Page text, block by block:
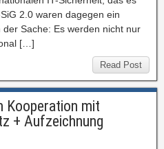
2.0 waren dagegen ein
Sache: Es werden nicht nur
[…]
Read Post
Kooperation mit
+ Aufzeichnung